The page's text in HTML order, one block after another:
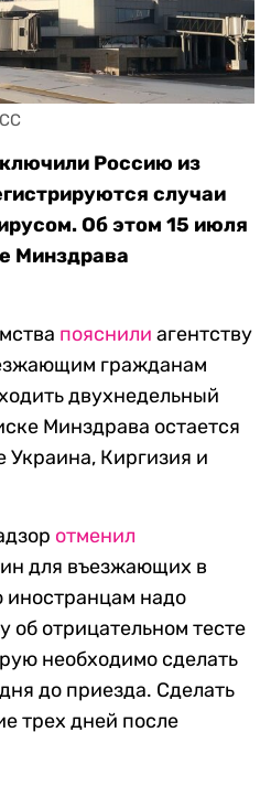
Россию из
случаи
Об этом 15 июля
Минздрава
пояснили агентству
гражданам
двухнедельный
Минздрава остается
Украина, Киргизия и
отменил
для въезжающих в
иностранцам надо
об отрицательном тесте
необходимо сделать
до приезда. Сделать
трех дней после